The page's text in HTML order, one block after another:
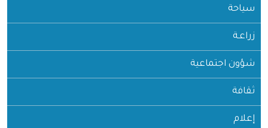
سياحة
زراعـة
شؤون اجتماعية
ثقافة
إعلام